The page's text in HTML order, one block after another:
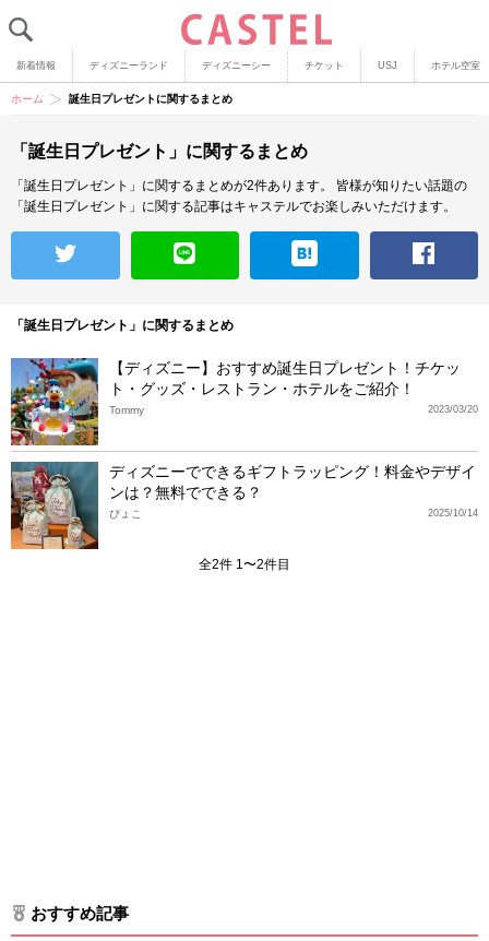
新着情報 ディズニーランド ディズニーシー チケット USJ ホテル空室
ホーム 誕生日プレゼントに関するまとめ
「誕生日プレゼント」に関するまとめ
「誕生日プレゼント」に関するまとめが2件あります。
皆様が知りたい話題の
「誕生日プレゼント」に関する記事はキャステルでお楽しみいただけます。
「誕生日プレゼント」に関するまとめ
【ディズニー】おすすめ誕生日プレゼント！チケッ
ト・グッズ・レストラン・ホテルをご紹介！
2023/03/20
Tommy
ディズニーでできるギフトラッピング！料金やデザイ
ンは？無料でできる？
2025/10/14
ぴょこ
全2件 1〜2件目
おすすめ記事